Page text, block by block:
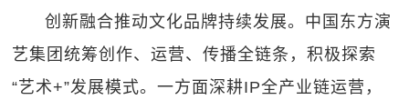
创新融合推动文化品牌持续发展。中国东方演
艺集团统筹创作、运营、传播全链条，积极探索
“艺术+”发展模式。一方面深耕IP全产业链运营，